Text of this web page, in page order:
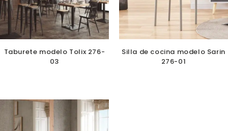
Taburete modelo Tolix 276-
03
Silla de cocina modelo Sarin
276-01